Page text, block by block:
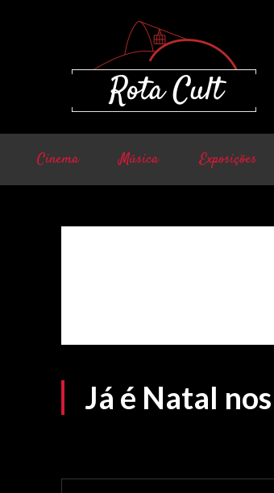
Cinema Música Exposições
Já é Natal